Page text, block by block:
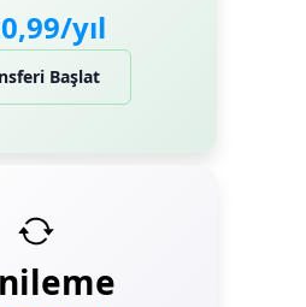
yıl
Başlat